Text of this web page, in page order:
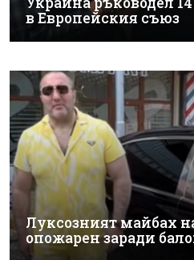
в Европейския съюз
Луксозният майбах
опожарен заради